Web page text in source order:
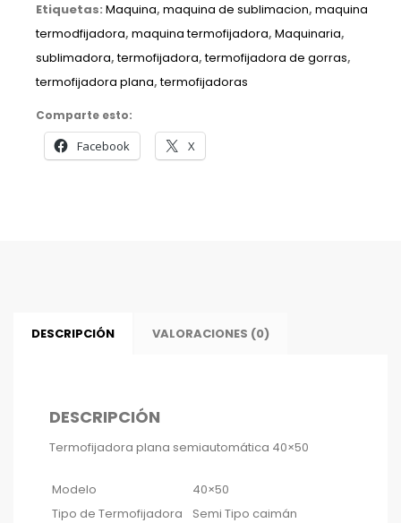
cantidad
Etiquetas: Maquina, maquina de sublimacion, maquina
termodfijadora, maquina termofijadora, Maquinaria,
sublimadora,termofijadora,termofijadora de gorras,
termofijadora plana,termofijadoras
Comparte esto:
Facebook X
DESCRIPCIÓN VALORACIONES (0)
DESCRIPCIÓN
Termofijadora plana semiautomática 40×50
Modelo
40×50
Tipo de Termofijadora
Semi Tipo caimán